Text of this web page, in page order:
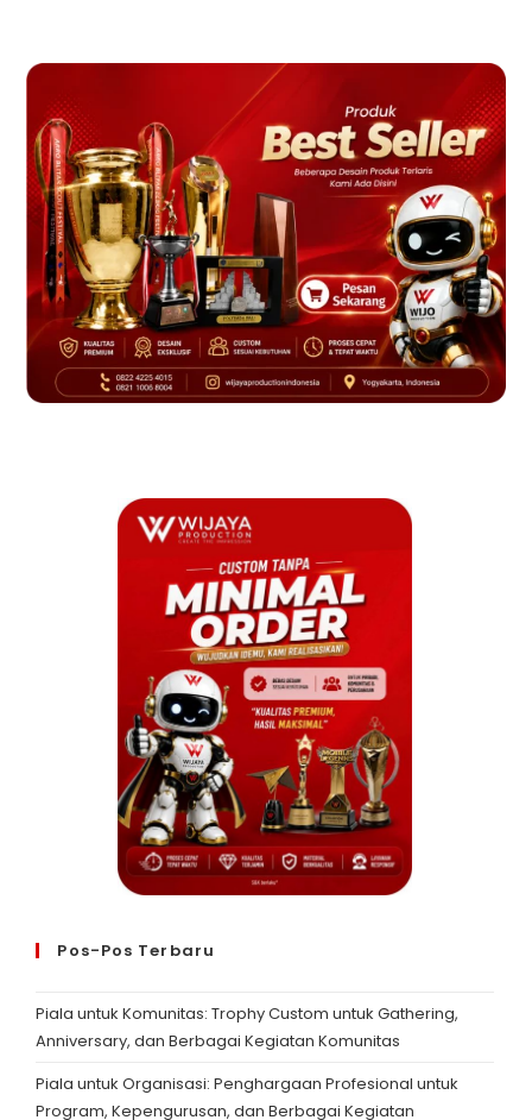
Pos-Pos Terbaru
Piala untuk Komunitas: Trophy Custom untuk Gathering,
Anniversary, dan Berbagai Kegiatan Komunitas
Piala untuk Organisasi: Penghargaan Profesional untuk
Program, Kepengurusan, dan Berbagai Kegiatan